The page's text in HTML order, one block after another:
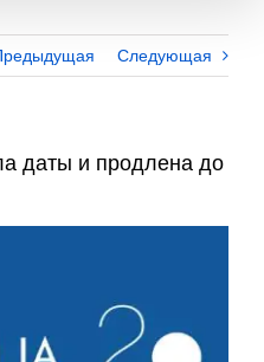
Следующая
даты и продлена до